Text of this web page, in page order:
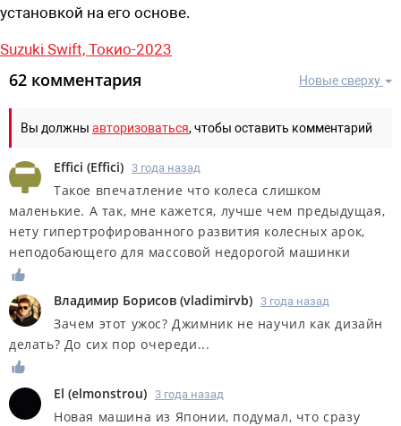
установкой на его основе.
Suzuki Swift, Токио-2023
Новые сверху
62 комментария
Вы должны авторизоваться, чтобы оставить комментарий
Effici (Effici) 3 года назад
Такое впечатление что колеса слишком
маленькие. А так, мне кажется, лучше чем предыдущая,
нету гипертрофированного развития колесных арок,
неподобающего для массовой недорогой машинки
Владимир Борисов (vladimirvb) 3 года назад
Зачем этот ужос? Джимник не научил как дизайн
делать? До сих пор очереди...
El (elmonstrou) 3 года назад
Новая машина из Японии, подумал, что сразу